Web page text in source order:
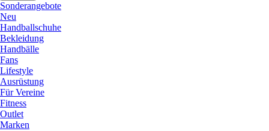
Sonderangebote
Neu
Handballschuhe
Bekleidung
Handbälle
Fans
Lifestyle
Ausrüstung
Für Vereine
Fitness
Outlet
Marken